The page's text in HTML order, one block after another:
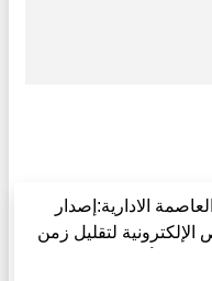
الادارية:إصدار
لتقليل زمن